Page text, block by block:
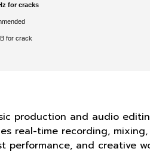
for cracks
for crack
production and audio
real-time recording,
performance, and creative